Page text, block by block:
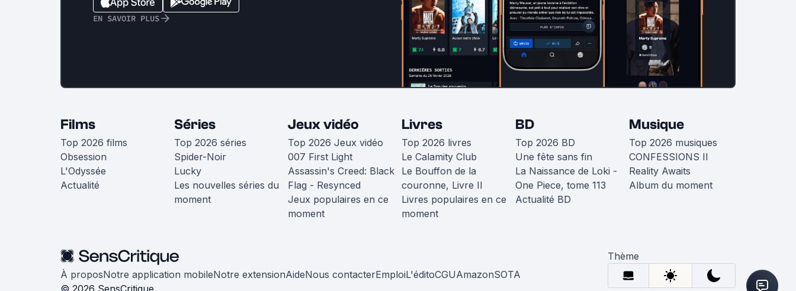
EN SAVOIR PLUS
Films
Top 2026 films
Obsession
L'Odyssée
Actualité
Séries
Top 2026 séries
Spider-Noir
Lucky
Les nouvelles séries du
moment
Jeux vidéo
Top 2026 Jeux vidéo
007 First Light
Assassin's Creed: Black
Flag - Resynced
Jeux populaires en ce
moment
Livres
Top 2026 livres
Le Calamity Club
Le Bouffon de la
couronne, Livre II
Livres populaires en ce
moment
BD
Top 2026 BD
Une fête sans fin
La Naissance de Loki -
One Piece, tome 113
Actualité BD
Musique
Top 2026 musiques
CONFESSIONS II
Reality Awaits
Album du moment
À proposNotre application mobileNotre extensionAideNous contacterEmploiL'éditoCGUAmazonSOTA
© 2026 SensCritique
Thème